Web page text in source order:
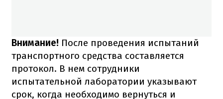
Внимание! После проведения испытаний
транспортного средства составляется
протокол. В нем сотрудники
испытательной лаборатории указывают
срок, когда необходимо вернуться и